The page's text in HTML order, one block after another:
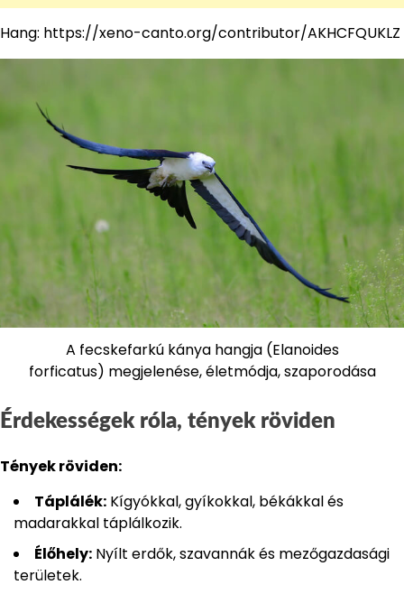
Hang: https://xeno-canto.org/contributor/AKHCFQUKLZ
A fecskefarkú kánya hangja (Elanoides
forficatus) megjelenése, életmódja, szaporodása
Érdekességek róla, tények röviden
Tények röviden:
Táplálék: Kígyókkal, gyíkokkal, békákkal és
madarakkal táplálkozik.
Élőhely: Nyílt erdők, szavannák és mezőgazdasági
területek.